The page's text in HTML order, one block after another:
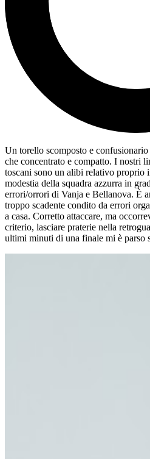
Un torello scomposto e
che concentrato e compatto. I nostri
toscani sono un alibi relativo proprio
modestia della squadra azzurra in
errori/orrori di Vanja e Bellanova. È
troppo scadente condito da errori
a casa. Corretto attaccare, ma
criterio, lasciare praterie nella
ultimi minuti di una finale mi è parso